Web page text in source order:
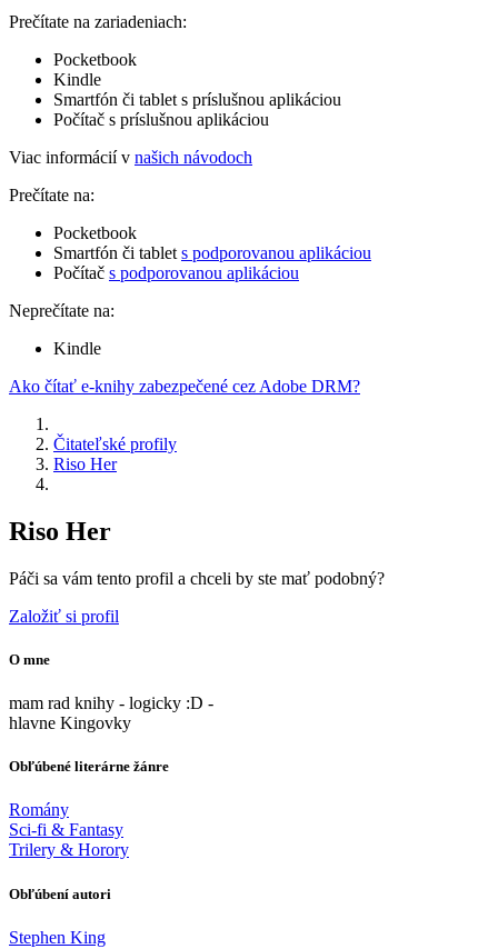
Prečítate na zariadeniach:
Pocketbook
Kindle
Smartfón či tablet s príslušnou aplikáciou
Počítač s príslušnou aplikáciou
Viac informácií v našich návodoch
Prečítate na:
Pocketbook
Smartfón či tablet s podporovanou aplikáciou
Počítač s podporovanou aplikáciou
Neprečítate na:
Kindle
Ako čítať e-knihy zabezpečené cez Adobe DRM?
Čitateľské profily
Riso Her
Riso Her
Páči sa vám tento profil a chceli by ste mať podobný?
Založiť si profil
O mne
mam rad knihy - logicky :D -
hlavne Kingovky
Obľúbené literárne žánre
Romány
Sci-fi & Fantasy
Trilery & Horory
Obľúbení autori
Stephen King